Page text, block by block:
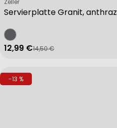
Servierplatte Granit,
Verkaufspreis
12,99 €
Regulärer Preis
14,50 €
-13 %